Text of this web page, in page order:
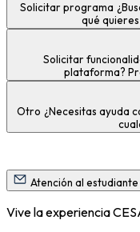
Solicitar programa
qué
Solicitar
plataforma?
Otro ¿Necesitas ayuda
Atención al estudiante
Vive la experiencia